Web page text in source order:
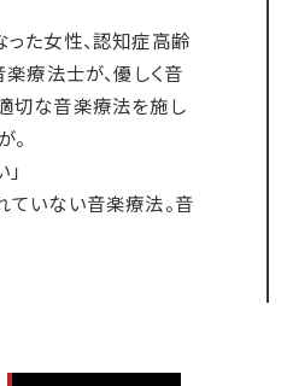
た女性、認知症高齢
療法士が、優しく音
切な音楽療法を施し
。
ていない音楽療法。音